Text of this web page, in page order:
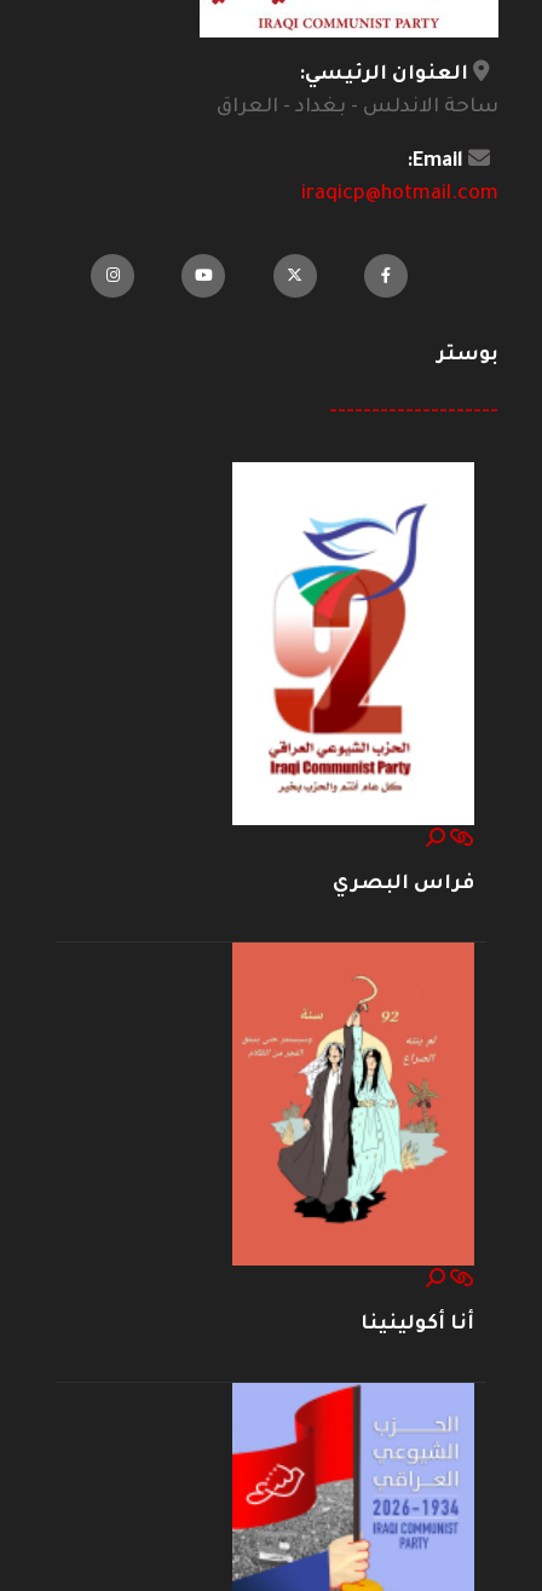
العنوان الرئيسي:
ساحة الاندلس - بغداد - العراق
Email:
iraqicp@hotmail.com
بوستر
--------------------
فراس البصري
أنا أكولينينا